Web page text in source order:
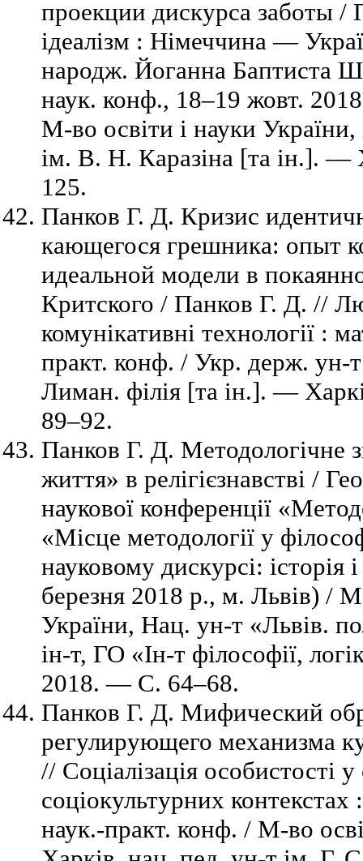
проекции дискурса заботы
ідеалізм : Німеччина —
народж. Йоганна Баптиста
наук. конф., 18–19 жовт.
М-во освіти і науки
ім. В. Н. Каразіна [та ін.].
125.
Панков Г. Д. Кризис
кающегося грешника: опыт
идеальной модели в
Критского / Панков Г. Д. //
комунікативні технології :
практ. конф. / Укр. держ. ун-т
Лиман. філія [та ін.]. —
89–92.
Панков Г. Д. Методологічне
життя» в релігієзнавстві /
наукової конференції
«Місце методології у
науковому дискурсі: історія
березня 2018 р., м. Львів) /
України, Нац. ун-т «Львів.
ін-т, ГО «Ін-т філософії,
2018. — C. 64–68.
Панков Г. Д. Мифический
регулирующего механизма
// Соціалізація особистості
соціокультурних
наук.-практ. конф. / М-во